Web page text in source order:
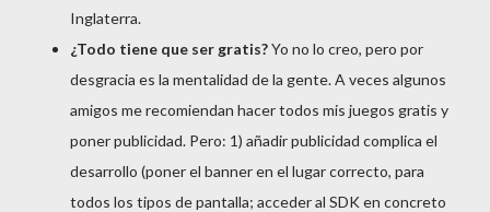
Inglaterra.
¿Todo tiene que ser gratis?Yo no lo creo, pero por
desgracia es la mentalidad de la gente. A veces algunos
amigos me recomiendan hacer todos mis juegos gratis y
poner publicidad. Pero: 1) añadir publicidad complica el
desarrollo (poner el banner en el lugar correcto, para
todos los tipos de pantalla; acceder al SDK en concreto